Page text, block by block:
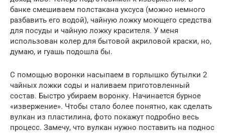
банке смешиваем полстакана уксуса (можно немного
разбавить его водой), чайную ложку моющего средства
для посуды и чайную ложку красителя. У меня
использован колер для бытовой акриловой краски, но,
думаю, и гуашь подошла бы.
С помощью воронки насыпаем в горлышко бутылки 2
чайных ложки соды и наливаем приготовленный
состав. Быстро убираем воронку. Начинается бурное
«извержение». Чтобы стало более понятно, как сделать
вулкан из пластилина, фото покажут подробно весь
процесс. Замечу, что вулкан нужно поставить на поднос